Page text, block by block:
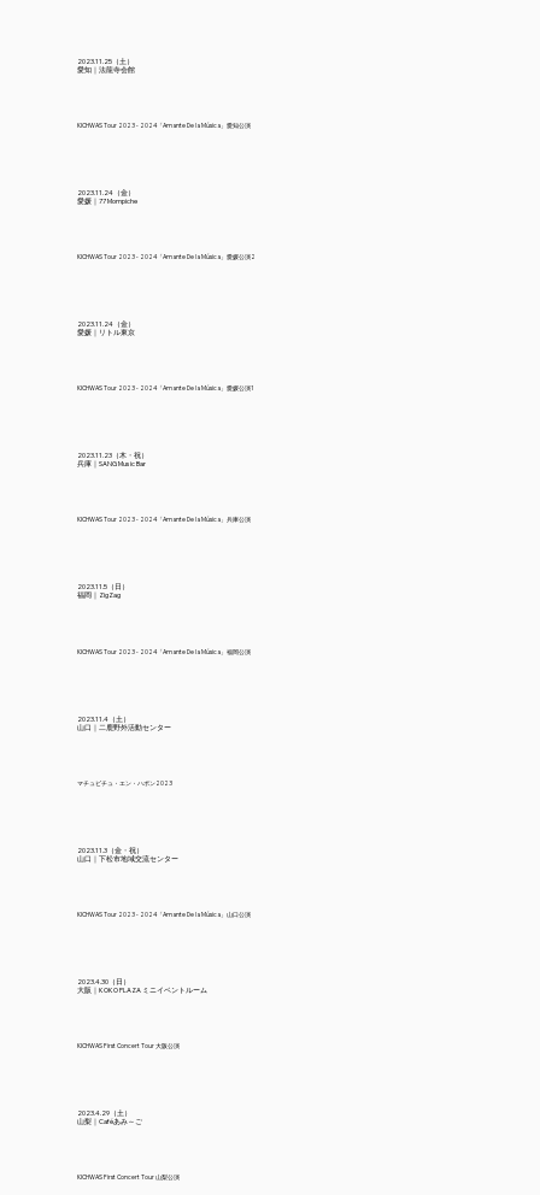
2023.11.25（土）
愛知｜法龍寺会館
KICHWAS Tour 2023 - 2024「Amante De la Música」愛知公演
2023.11.24（金）
愛媛｜77 Mompiche
KICHWAS Tour 2023 - 2024「Amante De la Música」愛媛公演2
2023.11.24（金）
愛媛｜リトル東京
KICHWAS Tour 2023 - 2024「Amante De la Música」愛媛公演1
2023.11.23（木・祝）
兵庫｜SANG Music Bar
KICHWAS Tour 2023 - 2024「Amante De la Música」兵庫公演
2023.11.5（日）
福岡｜ZigZag
KICHWAS Tour 2023 - 2024「Amante De la Música」福岡公演
2023.11.4（土）
山口｜二鹿野外活動センター
マチュピチュ・エン・ハポン2023
2023.11.3（金・祝）
山口｜下松市地域交流センター
KICHWAS Tour 2023 - 2024「Amante De la Música」山口公演
2023.4.30（日）
大阪｜KOKO PLAZA ミニイベントルーム
KICHWAS First Concert Tour 大阪公演
2023.4.29（土）
山梨｜Caféあみ～ご
KICHWAS First Concert Tour 山梨公演